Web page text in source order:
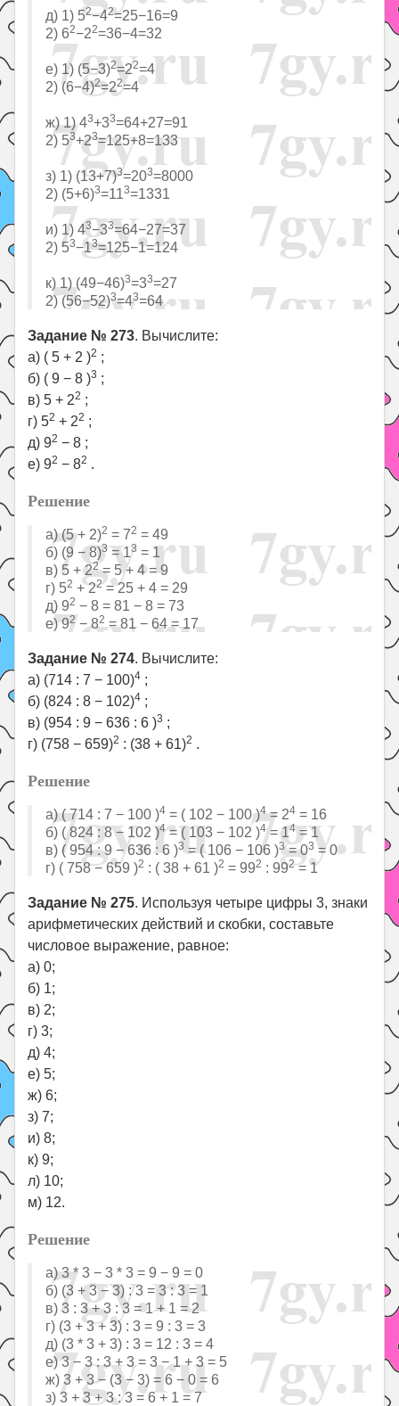
д) 1) 52−42=25−16=9
2) 62−22=36−4=32
е) 1) (5−3)2=22=4
2) (6−4)2=22=4
ж) 1) 43+33=64+27=91
2) 53+23=125+8=133
з) 1) (13+7)3=203=8000
2) (5+6)3=113=1331
и) 1) 43−33=64−27=37
2) 53−13=125−1=124
к) 1) (49−46)3=33=27
2) (56−52)3=43=64
Задание № 273. Вычислите:
а) ( 5 + 2 )2 ;
б) ( 9 − 8 )3 ;
в) 5 + 22 ;
г) 52 + 22 ;
д) 92 − 8 ;
е) 92 − 82 .
Решение
а) (5 + 2)2 = 72 = 49
б) (9 − 8)3= 13= 1
в) 5 + 22= 5 + 4 = 9
г) 52 + 22= 25 + 4 = 29
д) 92 − 8 = 81 − 8 = 73
е) 92− 82= 81 − 64 = 17
Задание № 274. Вычислите:
а) (714 : 7 − 100)4 ;
б) (824 : 8 − 102)4 ;
в) (954 : 9 − 636 : 6 )3 ;
г) (758 − 659)2 : (38 + 61)2 .
Решение
а) ( 714 : 7 − 100 )4 = ( 102 − 100 )4= 24 = 16
б) ( 824 : 8 − 102 )4= ( 103 − 102 )4= 14 = 1
в) ( 954 : 9 − 636 : 6 )3= ( 106 − 106 )3= 03 = 0
г) ( 758 − 659 )2 : ( 38 + 61 )2 = 992 : 992= 1
Задание № 275. Используя четыре цифры 3, знаки
арифметических действий и скобки, составьте
числовое выражение, равное:
а) 0;
б) 1;
в) 2;
г) 3;
д) 4;
е) 5;
ж) 6;
з) 7;
и) 8;
к) 9;
л) 10;
м) 12.
Решение
а) 3 * 3 − 3 * 3 = 9 − 9 = 0
б) (3 + 3 − 3) : 3 = 3 : 3 = 1
в) 3 : 3 + 3 : 3 = 1 + 1 = 2
г) (3 + 3 + 3) : 3 = 9 : 3 = 3
д) (3 * 3 + 3) : 3 = 12 : 3 = 4
е) 3 − 3 : 3 + 3 = 3 − 1 + 3 = 5
ж) 3 + 3 − (3 − 3) = 6 − 0 = 6
з) 3 + 3 + 3 : 3 = 6 + 1 = 7